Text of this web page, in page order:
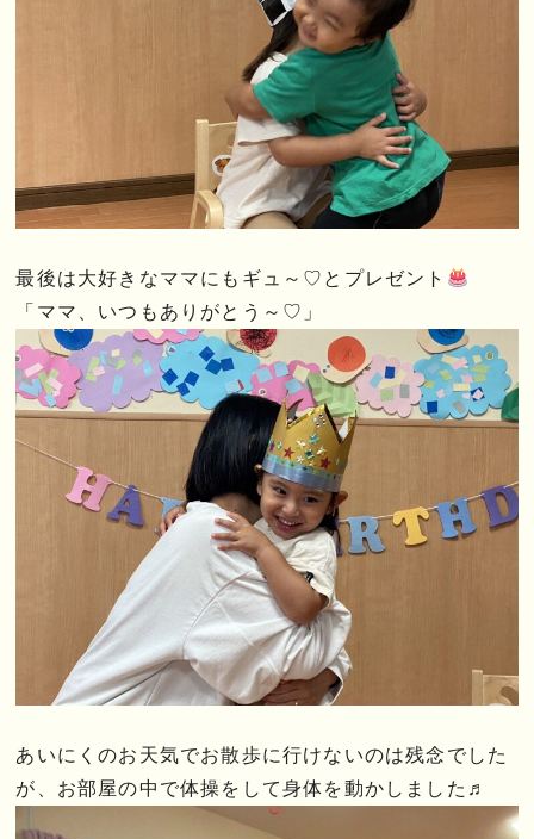
最後は大好きなママにもギュ～♡とプレゼント
「ママ、いつもありがとう～♡」
あいにくのお天気でお散歩に行けないのは残念でした
が、お部屋の中で体操をして身体を動かしました♬